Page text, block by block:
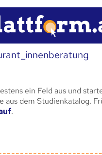
ein Feld aus und
aus dem Studienkatalog.
.